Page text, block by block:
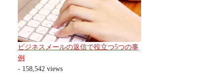
ビジネスメールの返信で役立つ5つの事
例
- 158,542 views